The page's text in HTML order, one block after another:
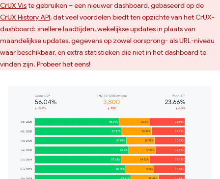
CrUX Viste gebruiken – een nieuwer dashboard, gebaseerd op de
CrUX History API,dat veel voordelen biedt ten opzichte van het CrUX-
dashboard: snellere laadtijden, wekelijkse updates in plaats van
maandelijkse updates, gegevens op zowel oorsprong- als URL-niveau
waar beschikbaar, en extra statistieken die niet in het dashboard te
vinden zijn. Probeer het eens!